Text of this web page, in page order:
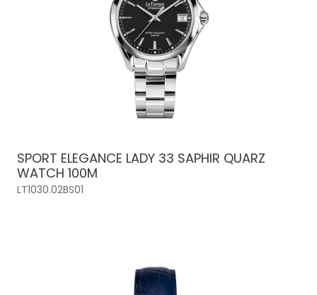
SPORT ELEGANCE LADY 33 SAPHIR QUARZ
WATCH 100M
LT1030.02BS01